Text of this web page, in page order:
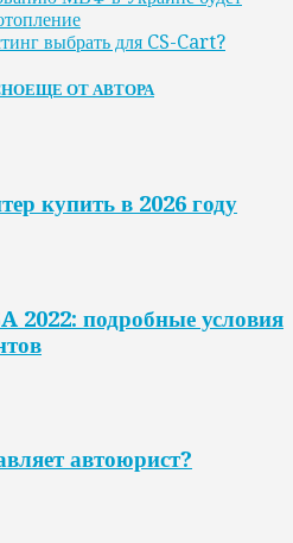
выбрать для CS-Cart?
ЕЩЕ ОТ АВТОРА
купить в 2026 году
подробные условия
автоюрист?